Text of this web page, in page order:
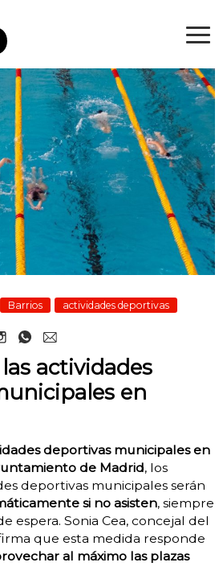
Barrios actividades deportivas
actividades
en
deportivas municipales en
de Madrid, los
deportivas municipales serán
si no asisten, siempre
espera. Sonia Cea, concejal del
que esta medida responde
al máximo las plazas